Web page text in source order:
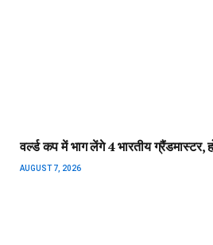
वर्ल्ड कप में भाग लेंगे 4 भारतीय ग्रैंडमास्टर,
AUGUST 7, 2026